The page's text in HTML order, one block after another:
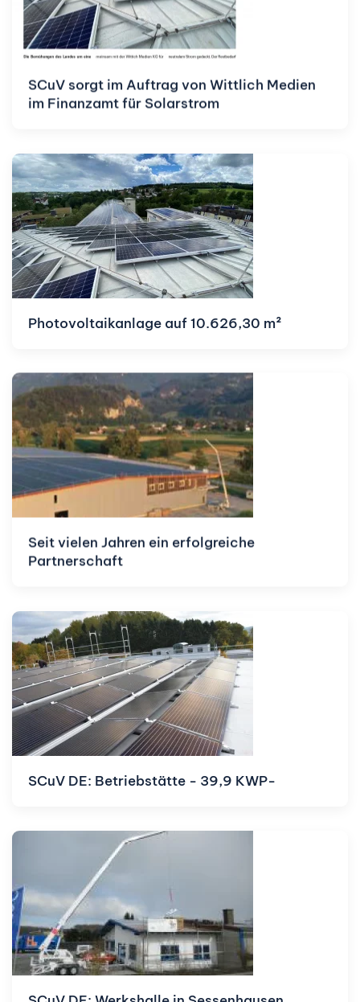
SCuV sorgt im Auftrag von Wittlich Medien
im Finanzamt für Solarstrom
Photovoltaikanlage auf 10.626,30 m²
Seit vielen Jahren ein erfolgreiche
Partnerschaft
SCuV DE: Betriebstätte - 39,9 KWP-